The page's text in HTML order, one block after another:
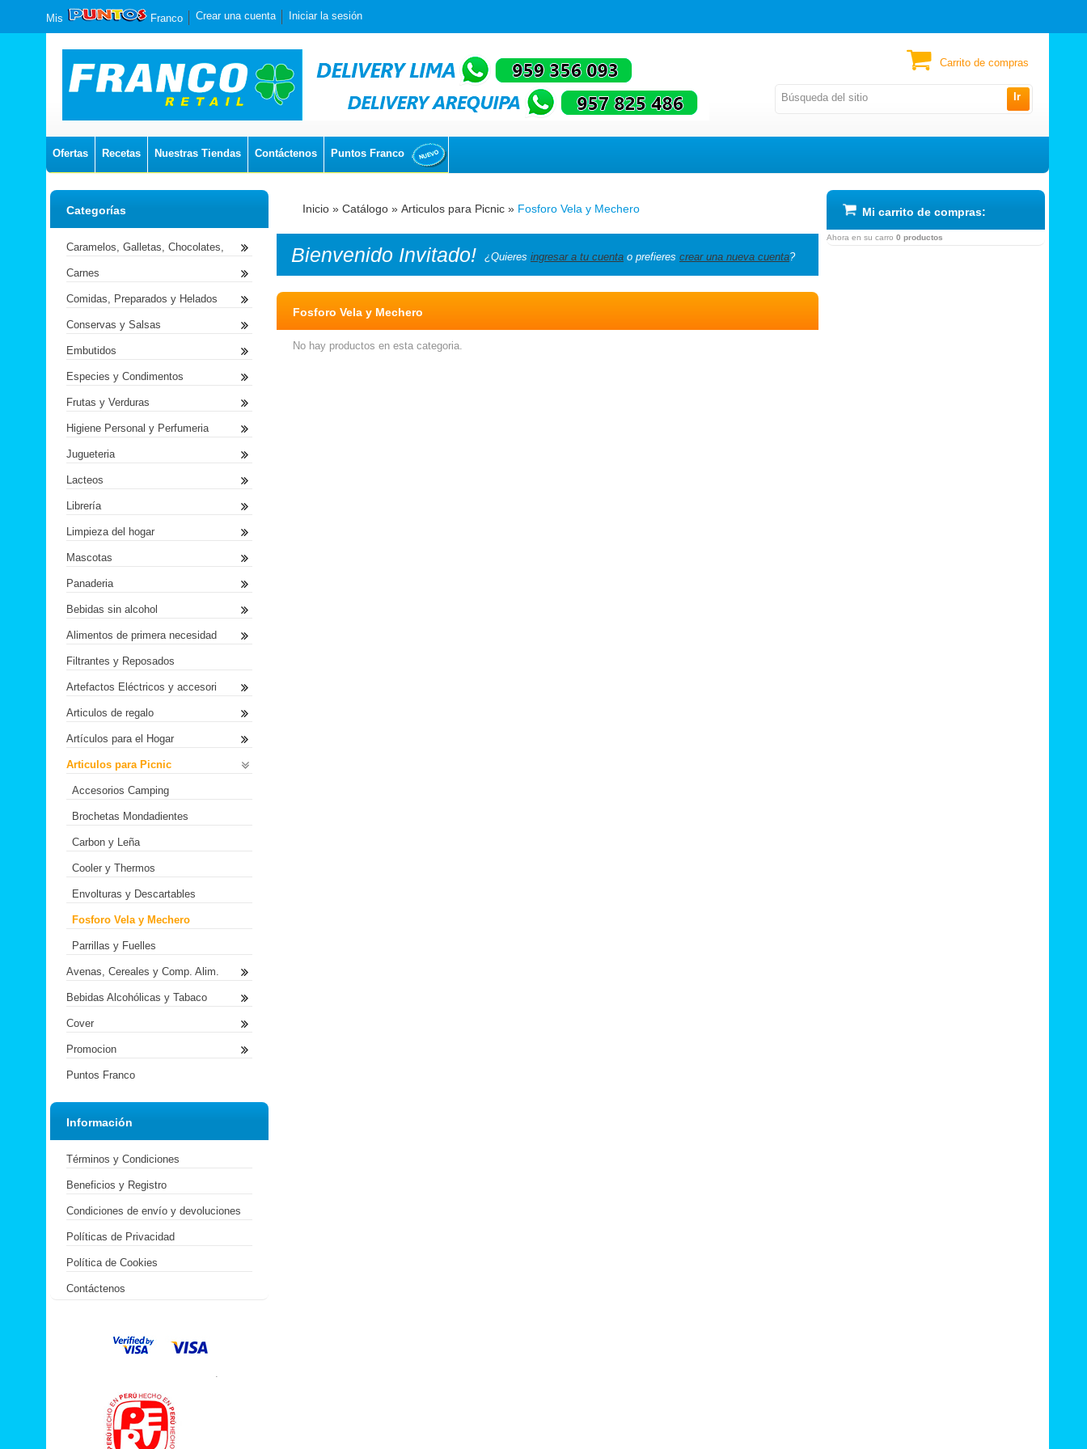
Ir
Mis Franco Crear una cuenta Iniciar la sesión
Ofertas Recetas Nuestras Tiendas Contáctenos Puntos Franco
Carrito de compras
Inicio » Catálogo » Articulos para Picnic » Fosforo Vela y Mechero
Bienvenido Invitado! ¿Quieres ingresar a tu cuenta o prefieres crear una nueva cuenta?
Fosforo Vela y Mechero
No hay productos en esta categoria.
Categorías
Caramelos, Galletas, Chocolates,
Carnes
Comidas, Preparados y Helados
Conservas y Salsas
Embutidos
Especies y Condimentos
Frutas y Verduras
Higiene Personal y Perfumeria
Jugueteria
Lacteos
Librería
Limpieza del hogar
Mascotas
Panaderia
Bebidas sin alcohol
Alimentos de primera necesidad
Filtrantes y Reposados
Artefactos Eléctricos y accesori
Articulos de regalo
Artículos para el Hogar
Articulos para Picnic
Accesorios Camping
Brochetas Mondadientes
Carbon y Leña
Cooler y Thermos
Envolturas y Descartables
Fosforo Vela y Mechero
Parrillas y Fuelles
Avenas, Cereales y Comp. Alim.
Bebidas Alcohólicas y Tabaco
Cover
Promocion
Puntos Franco
Información
Términos y Condiciones
Beneficios y Registro
Condiciones de envío y devoluciones
Políticas de Privacidad
Política de Cookies
Contáctenos
.
Mi carrito de compras:
Ahora en su carro 0 productos